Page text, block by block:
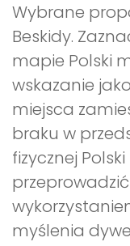
Wybrane
Beskidy.
mapie Polski
wskazanie
miejsca
braku w
fizycznej
myślenia